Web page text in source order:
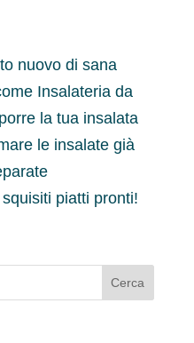
nuovo di sana
Insalateria da
la tua insalata
le insalate già
piatti pronti!